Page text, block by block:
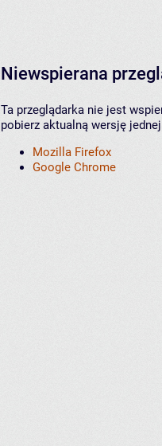
Niewspierana
Ta przeglądarka nie jest
pobierz aktualną wersję
Mozilla Firefox
Google Chrome